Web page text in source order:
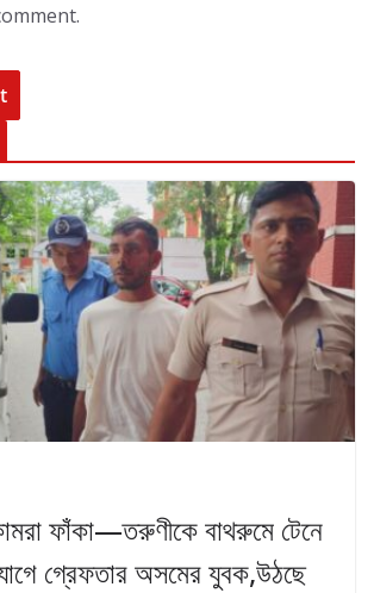
ফাঁকা—তরুণীকে বাথরুমে টেনে
গ্রেফতার অসমের যুবক,উঠছে